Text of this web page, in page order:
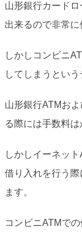
山形銀行カード
出来るので非常に
しかしコンビニ
してしまうという
山形銀行ATMお
る際には手数料は
しかしイーネッ
借り入れを行う
ます。
コンビニATMで